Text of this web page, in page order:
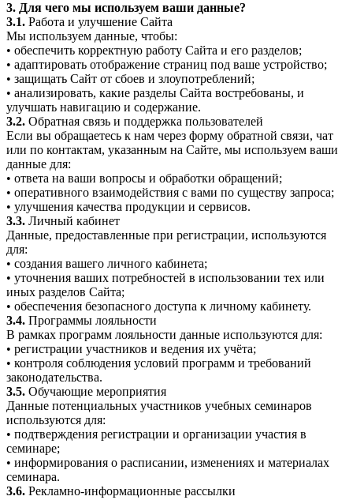
3. Для чего мы используем ваши данные?
3.1. Работа и улучшение Сайта
Мы используем данные, чтобы:
• обеспечить корректную работу Сайта и его разделов;
• адаптировать отображение страниц под ваше устройство;
• защищать Сайт от сбоев и злоупотреблений;
• анализировать, какие разделы Сайта востребованы, и
улучшать навигацию и содержание.
3.2. Обратная связь и поддержка пользователей
Если вы обращаетесь к нам через форму обратной связи, чат
или по контактам, указанным на Сайте, мы используем ваши
данные для:
• ответа на ваши вопросы и обработки обращений;
• оперативного взаимодействия с вами по существу запроса;
• улучшения качества продукции и сервисов.
3.3. Личный кабинет
Данные, предоставленные при регистрации, используются
для:
• создания вашего личного кабинета;
• уточнения ваших потребностей в использовании тех или
иных разделов Сайта;
• обеспечения безопасного доступа к личному кабинету.
3.4. Программы лояльности
В рамках программ лояльности данные используются для:
• регистрации участников и ведения их учёта;
• контроля соблюдения условий программ и требований
законодательства.
3.5. Обучающие мероприятия
Данные потенциальных участников учебных семинаров
используются для:
• подтверждения регистрации и организации участия в
семинаре;
• информирования о расписании, изменениях и материалах
семинара.
3.6. Рекламно-информационные рассылки